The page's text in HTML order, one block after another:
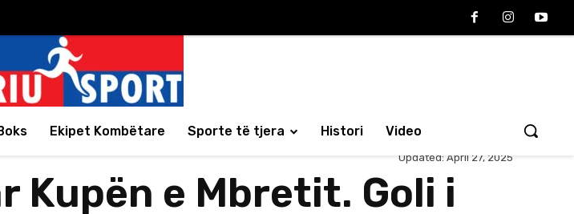
Ekipet Kombëtare Sporte të tjera Histori Video
Updated: April 27, 2025
Kupën e Mbretit. Goli i